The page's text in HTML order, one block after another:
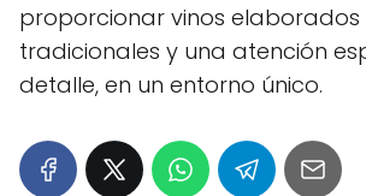
proporcionar vinos elaborados
tradicionales y una atención
detalle, en un entorno único.